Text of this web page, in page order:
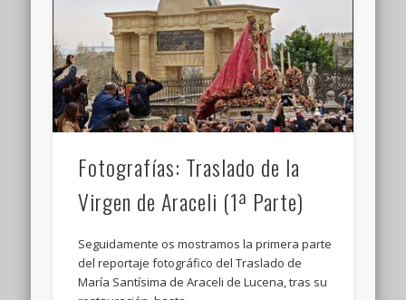
Fotografías: Traslado de la
Virgen de Araceli (1ª Parte)
Seguidamente os mostramos la primera parte
del reportaje fotográfico del Traslado de
María Santísima de Araceli de Lucena, tras su